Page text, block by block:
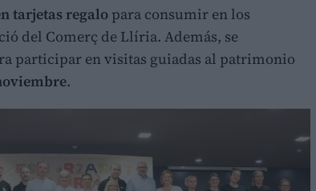
tarjetas regalo para consumir en los
del Comerç de Llíria. Además, se
participar en visitas guiadas al patrimonio
.